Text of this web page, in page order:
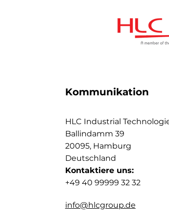
Kommunikation
HLC Industrial
Ballindamm 39
20095, Hamburg
Deutschland
Kontaktiere uns:
+49 40 99999 32 32
info@hlcgroup.de